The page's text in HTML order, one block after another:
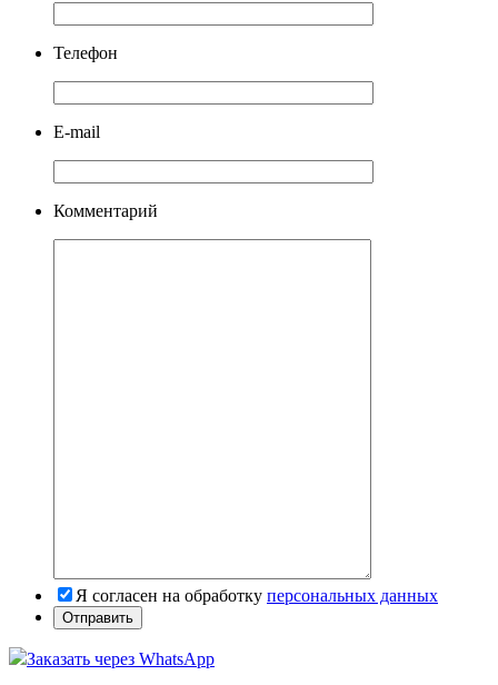
Телефон
E-mail
Комментарий
Я согласен на обработку персональных данных
Заказать через WhatsApp